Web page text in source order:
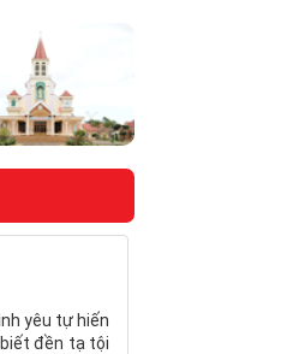
yêu tự hiến
đền tạ tội